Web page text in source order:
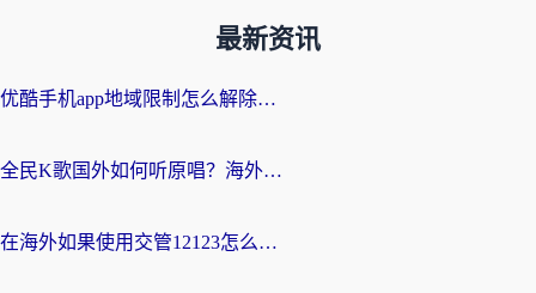
最新资讯
优酷手机app地域限制怎么解除？海外党亲测有效的追剧方案
全民K歌国外如何听原唱？海外党亲测有效的回国加速器选择指南
在海外如果使用交管12123怎么处理？留学生亲测有效的回国加速方案